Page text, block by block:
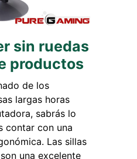
sin ruedas
productos
de los
largas horas
sabrás lo
contar con una
Las sillas
una excelente